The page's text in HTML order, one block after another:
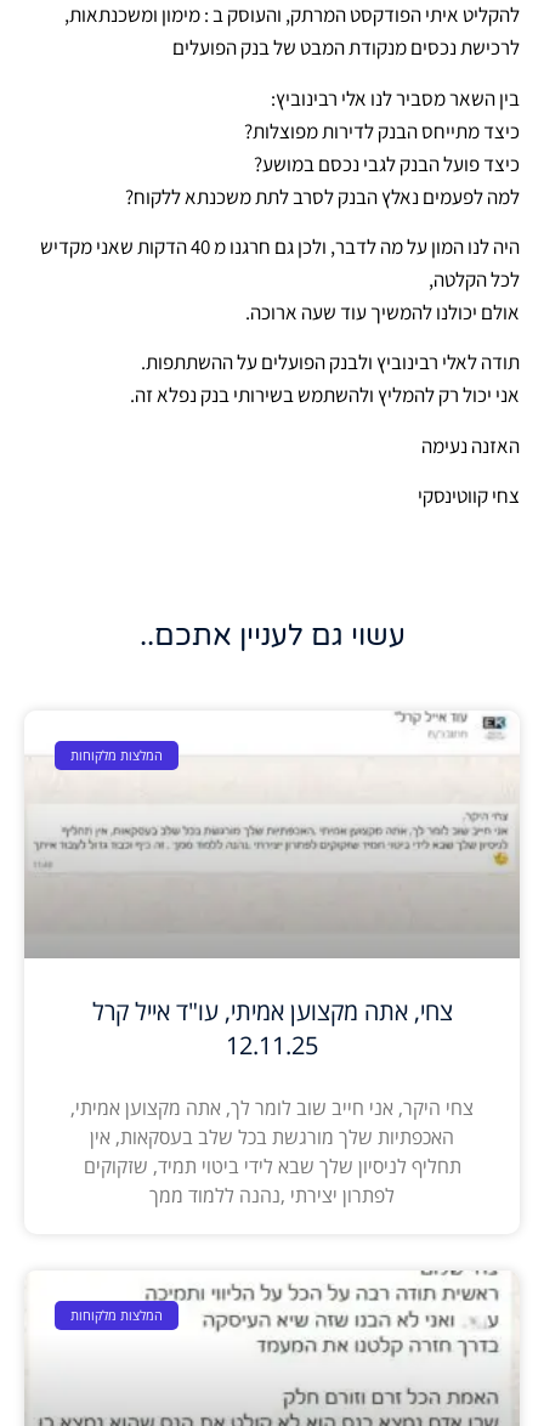
להקליט איתי הפודקסט המרתק, והעוסק ב : מימון ומשכנתאות,
לרכישת נכסים מנקודת המבט של בנק הפועלים
בין השאר מסביר לנו אלי רבינוביץ:
כיצד מתייחס הבנק לדירות מפוצלות?
כיצד פועל הבנק לגבי נכסם במושע?
למה לפעמים נאלץ הבנק לסרב לתת משכנתא ללקוח?
היה לנו המון על מה לדבר, ולכן גם חרגנו מ 40 הדקות שאני מקדיש
לכל הקלטה,
אולם יכולנו להמשיך עוד שעה ארוכה.
תודה לאלי רבינוביץ ולבנק הפועלים על ההשתתפות.
אני יכול רק להמליץ ולהשתמש בשירותי בנק נפלא זה.
האזנה נעימה
צחי קווטינסקי
עשוי גם לעניין אתכם..
המלצות מלקוחות
צחי, אתה מקצוען אמיתי, עו"ד אייל קרל
12.11.25
צחי היקר, אני חייב שוב לומר לך, אתה מקצוען אמיתי,
האכפתיות שלך מורגשת בכל שלב בעסקאות, אין
תחליף לניסיון שלך שבא לידי ביטוי תמיד, שזקוקים
לפתרון יצירתי ,נהנה ללמוד ממך
המלצות מלקוחות